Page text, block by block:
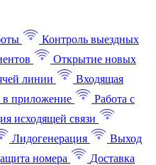
Контроль выездных
Открытие новых
линии
Входящая
в приложение
Работа с
исходящей связи
Лидогенерация
Выход
номера
Доставка